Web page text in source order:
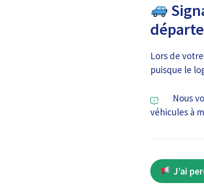
Lors de
puisque le
Nous
véhicules à
J’ai